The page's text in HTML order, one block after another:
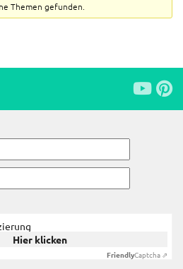
Themen gefunden.
Hier klicken
FriendlyCaptcha ⇗